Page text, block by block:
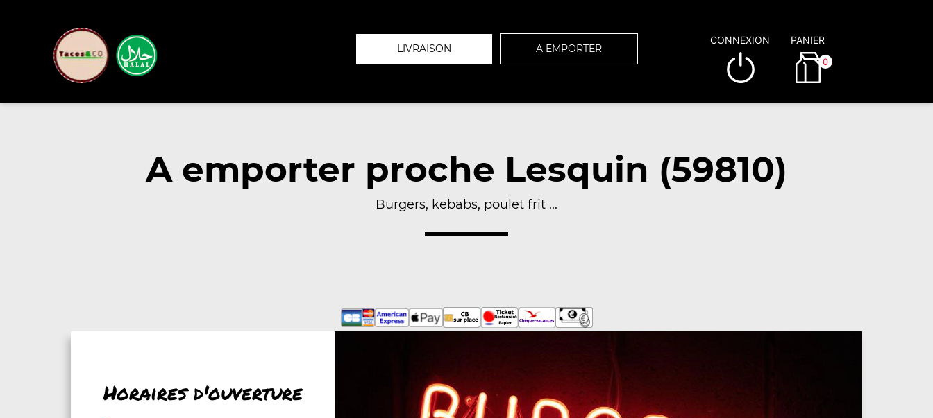
LIVRAISON A EMPORTER
CONNEXION PANIER
0
A emporter proche Lesquin (59810)
Burgers, kebabs, poulet frit ...
Horaires d'ouverture